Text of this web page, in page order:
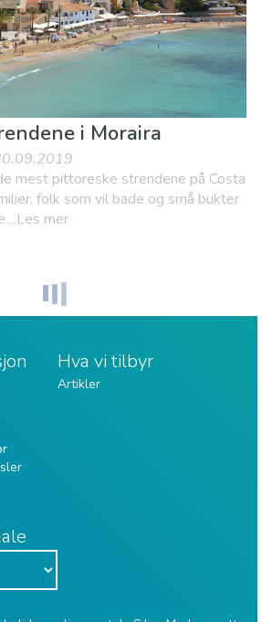
i Moraira
mest pittoreske strendene på Costa
folk som vil bade og små bukter
mer
Hva vi tilbyr
Artikler